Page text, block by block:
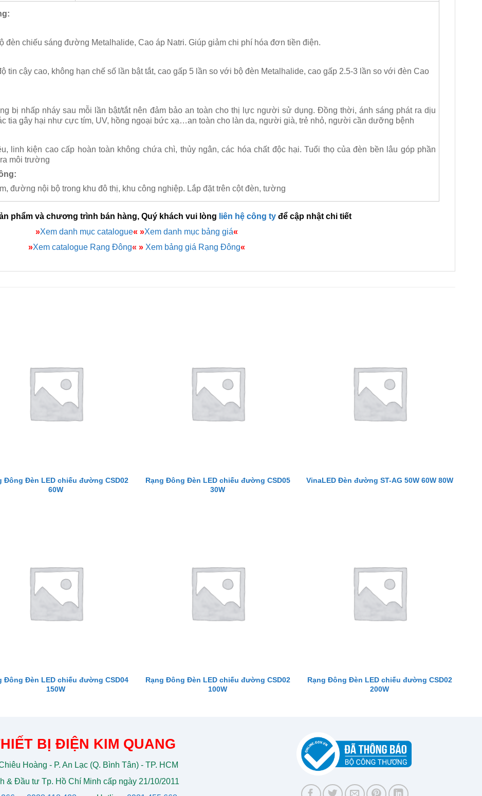
đèn chiếu sáng đường Metalhalide, Cao áp Natri. Giúp giảm chi phí hóa đơn tiền điện.
tin cậy cao, không hạn chế số lần bật tắt, cao gấp 5 lần so với bộ đèn Metalhalide, cao gấp 2.5-3 lần so với đèn Cao
bị nhấp nháy sau mỗi lần bật/tắt nên đảm bảo an toàn cho thị lực người sử dụng. Đồng thời, ánh sáng phát ra dịu
tia gây hại như cực tím, UV, hồng ngoại bức xạ…an toàn cho làn da, người già, trẻ nhỏ, người cần dưỡng bệnh
linh kiện cao cấp hoàn toàn không chứa chì, thủy ngân, các hóa chất độc hại. Tuổi thọ của đèn bền lâu góp phần
môi trường
:
đường nội bộ trong khu đô thị, khu công nghiệp. Lắp đặt trên cột đèn, tường
phẩm và chương trình bán hàng, Quý khách vui lòng liên hệ công ty để cập nhật chi tiết
»Xem danh mục catalogue« »Xem danh mục bảng giá«
»Xem catalogue Rạng Đông« » Xem bảng giá Rạng Đông«
Đông Đèn LED chiếu đường CSD02
60W
Rạng Đông Đèn LED chiếu đường CSD05
30W
VinaLED Đèn đường ST-AG 50W 60W 80W
Đông Đèn LED chiếu đường CSD04
150W
Rạng Đông Đèn LED chiếu đường CSD02
100W
Rạng Đông Đèn LED chiếu đường CSD02
200W
BỊ ĐIỆN KIM QUANG
Hoàng - P. An Lạc (Q. Bình Tân) - TP. HCM
& Đầu tư Tp. Hồ Chí Minh cấp ngày 21/10/2011